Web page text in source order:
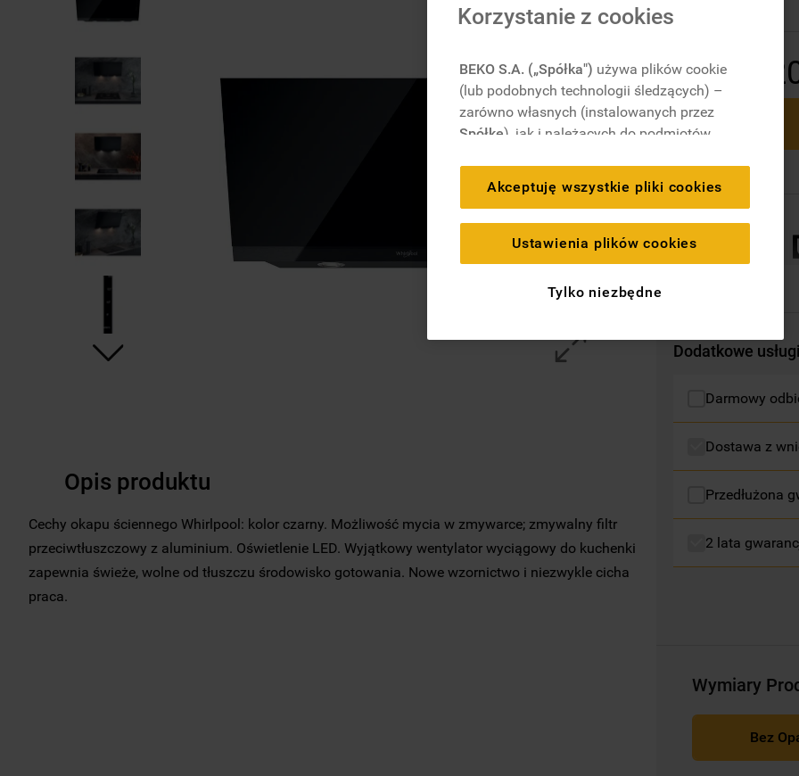
Opis produktu
Cechy okapu ściennego Whirlpool: kolor czarny. Możliwość mycia w zmywarce; zmywalny filtr
przeciwtłuszczowy z aluminium. Oświetlenie LED. Wyjątkowy wentylator wyciągowy do kuchenki
zapewnia świeże, wolne od tłuszczu środowisko gotowania. Nowe wzornictwo i niezwykle cicha
praca.
Dodatkowe usługi
Darmowy
Dostawa z
Przedłużona
2 lata
Wymiary
Bez
Korzystanie z cookies
BEKO S.A. („Spółka") używa plików cookie
(lub podobnych technologii śledzących) –
zarówno własnych (instalowanych przez
Spółkę), jak i należących do podmiotów
funkcjonowania strony, poprawę komfortu
oraz personalizację przeglądania
techniczne pliki cookie), cele statystyczne
i rozróżnianie użytkowników (analityczne
), a także wyświetlanie reklam
dostosowanych do zainteresowań
zewnętrznych i na platformach
korzysta z plików cookie oraz jak zmienić
preferencje, znajdą Państwo w naszej
przetwarzania danych osobowych
zbieranych za pośrednictwem plików
cookie dostępne są w naszej
prywatności.
cookie oraz na udostępnianie Państwa
Akceptuję wszystkie pliki cookies
Ustawienia plików cookies
Tylko niezbędne